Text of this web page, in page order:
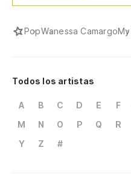
PopWanessa Camargo
Todos los artistas
A B C D E F
M
N O P Q R
Y
Z #